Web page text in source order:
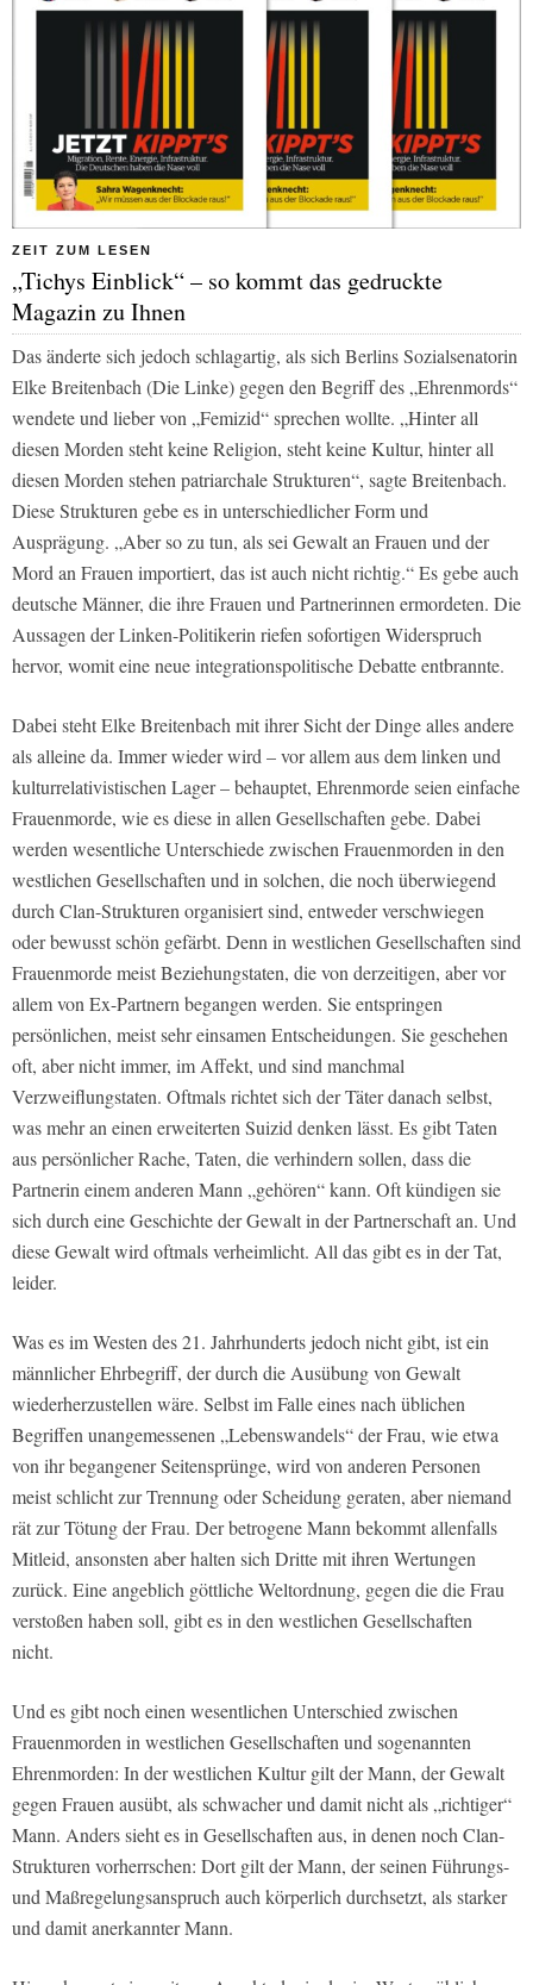
ZEIT ZUM LESEN
„Tichys Einblick“ – so kommt das gedruckte
Magazin zu Ihnen
Das änderte sich jedoch schlagartig, als sich Berlins Sozialsenatorin
Elke Breitenbach (Die Linke) gegen den Begriff des „Ehrenmords“
wendete und lieber von „Femizid“ sprechen wollte. „Hinter all
diesen Morden steht keine Religion, steht keine Kultur, hinter all
diesen Morden stehen patriarchale Strukturen“, sagte Breitenbach.
Diese Strukturen gebe es in unterschiedlicher Form und
Ausprägung. „Aber so zu tun, als sei Gewalt an Frauen und der
Mord an Frauen importiert, das ist auch nicht richtig.“ Es gebe auch
deutsche Männer, die ihre Frauen und Partnerinnen ermordeten. Die
Aussagen der Linken-Politikerin riefen sofortigen Widerspruch
hervor, womit eine neue integrationspolitische Debatte entbrannte.
Dabei steht Elke Breitenbach mit ihrer Sicht der Dinge alles andere
als alleine da. Immer wieder wird – vor allem aus dem linken und
kulturrelativistischen Lager – behauptet, Ehrenmorde seien einfache
Frauenmorde, wie es diese in allen Gesellschaften gebe. Dabei
werden wesentliche Unterschiede zwischen Frauenmorden in den
westlichen Gesellschaften und in solchen, die noch überwiegend
durch Clan-Strukturen organisiert sind, entweder verschwiegen
oder bewusst schön gefärbt. Denn in westlichen Gesellschaften sind
Frauenmorde meist Beziehungstaten, die von derzeitigen, aber vor
allem von Ex-Partnern begangen werden. Sie entspringen
persönlichen, meist sehr einsamen Entscheidungen. Sie geschehen
oft, aber nicht immer, im Affekt, und sind manchmal
Verzweiflungstaten. Oftmals richtet sich der Täter danach selbst,
was mehr an einen erweiterten Suizid denken lässt. Es gibt Taten
aus persönlicher Rache, Taten, die verhindern sollen, dass die
Partnerin einem anderen Mann „gehören“ kann. Oft kündigen sie
sich durch eine Geschichte der Gewalt in der Partnerschaft an. Und
diese Gewalt wird oftmals verheimlicht. All das gibt es in der Tat,
leider.
Was es im Westen des 21. Jahrhunderts jedoch nicht gibt, ist ein
männlicher Ehrbegriff, der durch die Ausübung von Gewalt
wiederherzustellen wäre. Selbst im Falle eines nach üblichen
Begriffen unangemessenen „Lebenswandels“ der Frau, wie etwa
von ihr begangener Seitensprünge, wird von anderen Personen
meist schlicht zur Trennung oder Scheidung geraten, aber niemand
rät zur Tötung der Frau. Der betrogene Mann bekommt allenfalls
Mitleid, ansonsten aber halten sich Dritte mit ihren Wertungen
zurück. Eine angeblich göttliche Weltordnung, gegen die die Frau
verstoßen haben soll, gibt es in den westlichen Gesellschaften
nicht.
Und es gibt noch einen wesentlichen Unterschied zwischen
Frauenmorden in westlichen Gesellschaften und sogenannten
Ehrenmorden: In der westlichen Kultur gilt der Mann, der Gewalt
gegen Frauen ausübt, als schwacher und damit nicht als „richtiger“
Mann. Anders sieht es in Gesellschaften aus, in denen noch Clan-
Strukturen vorherrschen: Dort gilt der Mann, der seinen Führungs-
und Maßregelungsanspruch auch körperlich durchsetzt, als starker
und damit anerkannter Mann.